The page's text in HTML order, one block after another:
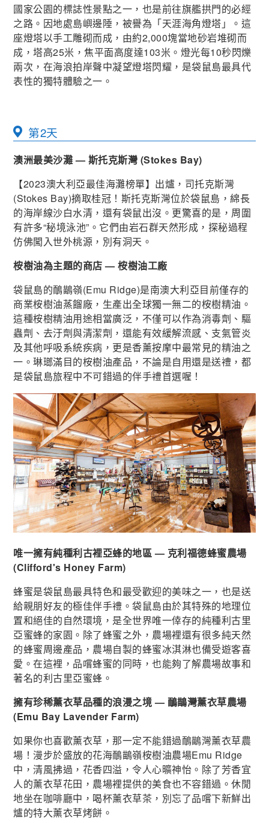
國家公園的標誌性景點之一，也是前往旗艦拱門的必經
之路。因地處島嶼邊陲，被譽為「天涯海角燈塔」。這
座燈塔以手工雕砌而成，由約2,000塊當地砂岩堆砌而
成，塔高25米，焦平面高度達103米。燈光每10秒閃爍
兩次，在海浪拍岸聲中凝望燈塔閃耀，是袋鼠島最具代
表性的獨特體驗之一。
第2天
澳洲最美沙灘 — 斯托克斯灣 (Stokes Bay)
【2023澳大利亞最佳海灘榜單】出爐，司托克斯灣
(Stokes Bay)摘取桂冠！斯托克斯灣位於袋鼠島，綿長
的海岸線沙白水清，還有袋鼠出沒。更驚喜的是，周圍
有許多“秘境泳池”。它們由岩石群天然形成，探秘過程
仿佛闖入世外桃源，別有洞天。
桉樹油為主題的商店 — 桉樹油工廠
袋鼠島的鴯鶓嶺(Emu Ridge)是南澳大利亞目前僅存的
商業桉樹油蒸餾廠，生產出全球獨一無二的桉樹精油。
這種桉樹精油用途相當廣泛，不僅可以作為消毒劑、驅
蟲劑、去汙劑與清潔劑，還能有效緩解流感、支氣管炎
及其他呼吸系統疾病，更是香薰按摩中最常見的精油之
一。琳瑯滿目的桉樹油產品，不論是自用還是送禮，都
是袋鼠島旅程中不可錯過的伴手禮首選喔！
唯一擁有純種利古裡亞蜂的地區 — 克利福德蜂蜜農場
(Clifford's Honey Farm)
蜂蜜是袋鼠島最具特色和最受歡迎的美味之一，也是送
給親朋好友的極佳伴手禮。袋鼠島由於其特殊的地理位
置和絕佳的自然環境，是全世界唯一倖存的純種利古里
亞蜜蜂的家園。除了蜂蜜之外，農場裡還有很多純天然
的蜂蜜周邊產品，農場自製的蜂蜜冰淇淋也備受遊客喜
愛。在這裡，品嚐蜂蜜的同時，也能夠了解農場故事和
著名的利古里亞蜜蜂。
擁有珍稀薰衣草品種的浪漫之境 — 鴯鶓灣薰衣草農場
(Emu Bay Lavender Farm)
如果你也喜歡薰衣草，那一定不能錯過鴯鶓灣薰衣草農
場！漫步於盛放的花海鴯鶓嶺桉樹油農場Emu Ridge
中，清風拂過，花香四溢，令人心曠神怡。除了芳香宜
人的薰衣草花田，農場裡提供的美食也不容錯過。休閒
地坐在咖啡廳中，喝杯薰衣草茶，別忘了品嚐下新鮮出
爐的特大薰衣草烤餅。